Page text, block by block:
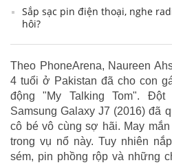
Sắp sạc pin điện thoại, nghe
hôi?
Theo PhoneArena, Naureen
4 tuổi ở Pakistan đã cho con
động "My Talking Tom". Đột
Samsung Galaxy J7 (2016) đã
cô bé vô cùng sợ hãi. May
trong vụ nổ này. Tuy nhiên
sém, pin phồng rộp và những